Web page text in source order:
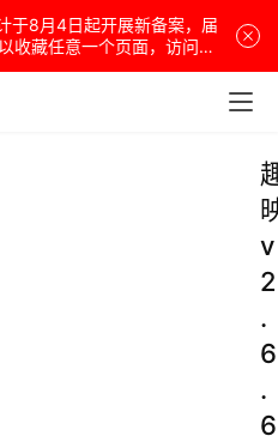
于8月4日起开展新备案，届
收藏任意一个页面，访问网
v
2
.
6
.
6